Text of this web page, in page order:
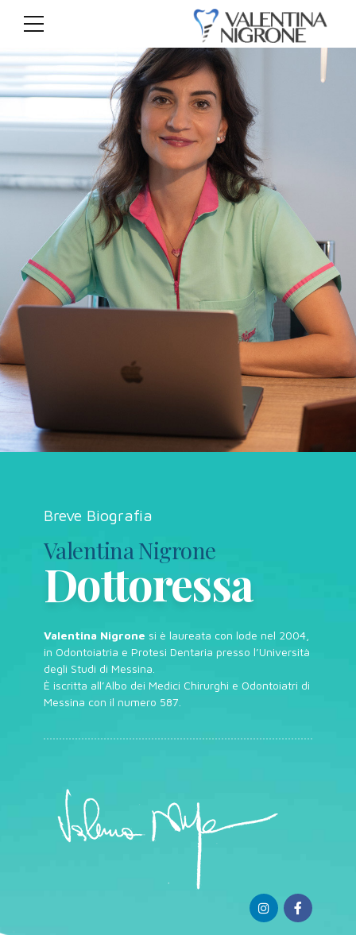
Breve Biografia
Valentina Nigrone
Dottoressa
Valentina Nigrone si è laureata con lode nel 2004,
in Odontoiatria e Protesi Dentaria presso l’Università
degli Studi di Messina.
È iscritta all’Albo dei Medici Chirurghi e Odontoiatri di
Messina con il numero 587.